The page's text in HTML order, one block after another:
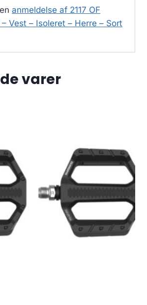
anmeldelse af 2117 OF
– Vest – Isoleret – Herre – Sort
varer